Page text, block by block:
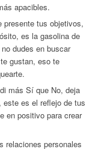
apacibles.
tus objetivos,
es la gasolina de
dudes en buscar
gustan, eso te
más Sí que No, deja
es el reflejo de tus
en positivo para crear
relaciones personales